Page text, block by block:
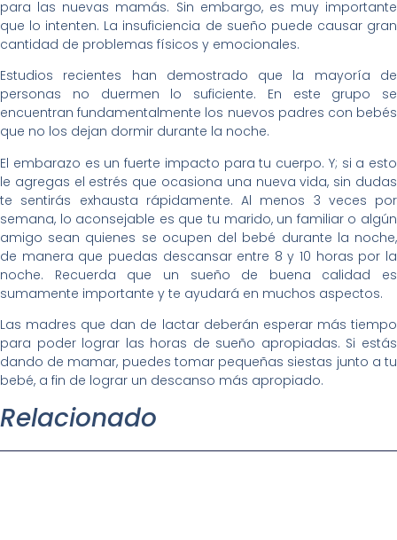
para las nuevas mamás. Sin embargo, es muy importante
que lo intenten. La insuficiencia de sueño puede causar gran
cantidad de problemas físicos y emocionales.
Estudios recientes han demostrado que la mayoría de
personas no duermen lo suficiente. En este grupo se
encuentran fundamentalmente los nuevos padres con bebés
que no los dejan dormir durante la noche.
El embarazo es un fuerte impacto para tu cuerpo. Y; si a esto
le agregas el estrés que ocasiona una nueva vida, sin dudas
te sentirás exhausta rápidamente. Al menos 3 veces por
semana, lo aconsejable es que tu marido, un familiar o algún
amigo sean quienes se ocupen del bebé durante la noche,
de manera que puedas descansar entre 8 y 10 horas por la
noche. Recuerda que un sueño de buena calidad es
sumamente importante y te ayudará en muchos aspectos.
Las madres que dan de lactar deberán esperar más tiempo
para poder lograr las horas de sueño apropiadas. Si estás
dando de mamar, puedes tomar pequeñas siestas junto a tu
bebé, a fin de lograr un descanso más apropiado.
Relacionado